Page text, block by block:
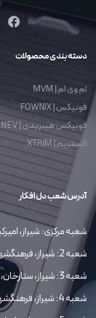
دسته بندی محصولات
ام وی ام | MVM
فونیکس | FOWNIX
فونیکس هیبریدی | FOWNIX NEV
اکستریم | XTRIM
آدرس شعب دل افکار
شعبه مرکزی: شیراز،
شعبه 2: شیراز، فرهنگشهر، بعد از کوچه 42
شعبه 3: شیراز، ستارخان، نبش کوچه پنجم
شعبه 4: شیراز، فرهنگشهر، بعد از کوچه 52